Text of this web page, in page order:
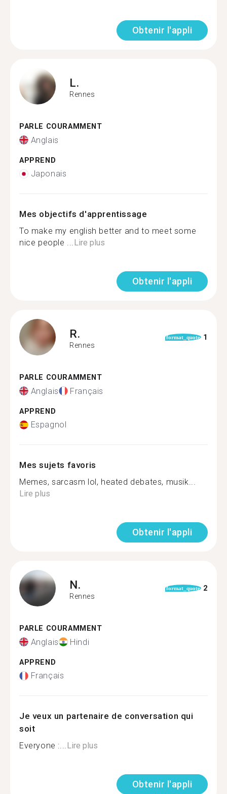
Obtenir l'appli
L.
Rennes
PARLE COURAMMENT
Anglais
APPREND
Japonais
Mes objectifs d'apprentissage
To make my english better and to meet some
nice people ...Lire plus
Obtenir l'appli
R.
Rennes
format_quote 1
PARLE COURAMMENT
Anglais Français
APPREND
Espagnol
Mes sujets favoris
Memes, sarcasm lol, heated debates, musik...
Lire plus
Obtenir l'appli
N.
Rennes
format_quote 2
PARLE COURAMMENT
Anglais Hindi
APPREND
Français
Je veux un partenaire de conversation qui
soit
Everyone :...Lire plus
Obtenir l'appli